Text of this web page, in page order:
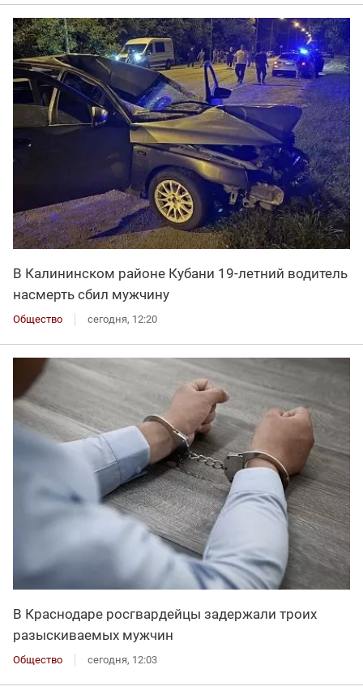
В Калининском районе Кубани 19-летний водитель
насмерть сбил мужчину
Общество сегодня, 12:20
В Краснодаре росгвардейцы задержали троих
разыскиваемых мужчин
Общество сегодня, 12:03